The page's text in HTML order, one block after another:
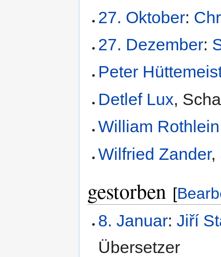
27. Oktober:
27. Dezember:
Peter
Detlef Lux,
William Rothlein
Wilfried Zander,
gestorben [
8. Januar:Jiří
Übersetzer